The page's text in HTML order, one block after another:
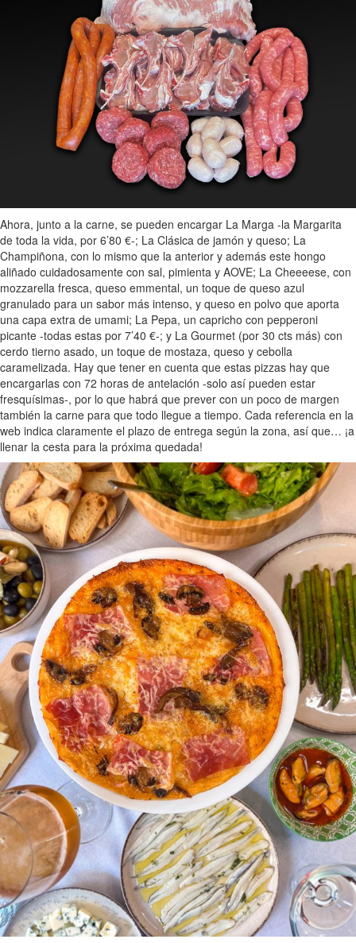
Ahora, junto a la carne, se pueden encargar La Marga -la Margarita
de toda la vida, por 6’80 €-; La Clásica de jamón y queso; La
Champiñona, con lo mismo que la anterior y además este hongo
aliñado cuidadosamente con sal, pimienta y AOVE; La Cheeeese, con
mozzarella fresca, queso emmental, un toque de queso azul
granulado para un sabor más intenso, y queso en polvo que aporta
una capa extra de umami; La Pepa, un capricho con pepperoni
picante -todas estas por 7’40 €-; y La Gourmet (por 30 cts más) con
cerdo tierno asado, un toque de mostaza, queso y cebolla
caramelizada. Hay que tener en cuenta que estas pizzas hay que
encargarlas con 72 horas de antelación -solo así pueden estar
fresquísimas-, por lo que habrá que prever con un poco de margen
también la carne para que todo llegue a tiempo. Cada referencia en la
web indica claramente el plazo de entrega según la zona, así que… ¡a
llenar la cesta para la próxima quedada!